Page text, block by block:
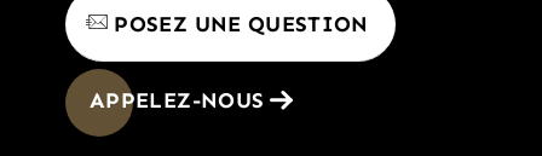
POSEZ UNE QUESTION
APPELEZ-NOUS